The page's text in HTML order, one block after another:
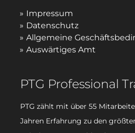
Impressum
Datenschutz
Allgemeine
Auswärtiges Amt
PTG Professional
PTG zählt mit über 55
Jahren Erfahrung zu den